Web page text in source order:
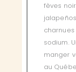
fèves
sodium.
manger
au